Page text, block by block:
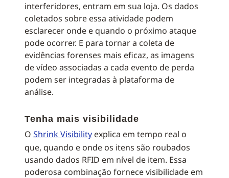
interferidores, entram em sua loja. Os dados
coletados sobre essa atividade podem
esclarecer onde e quando o próximo ataque
pode ocorrer. E para tornar a coleta de
evidências forenses mais eficaz, as imagens
de vídeo associadas a cada evento de perda
podem ser integradas à plataforma de
análise.
Tenha mais visibilidade
O Shrink Visibility explica em tempo real o
que, quando e onde os itens são roubados
usando dados RFID em nível de item. Essa
poderosa combinação fornece visibilidade em